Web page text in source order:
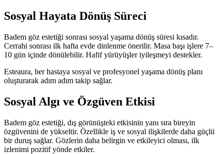
Sosyal Hayata Dönüş Süreci
Badem göz estetiği sonrası sosyal yaşama dönüş süresi kısadır.
Cerrahi sonrası ilk hafta evde dinlenme önerilir. Masa başı işlere 7–
10 gün içinde dönülebilir. Hafif yürüyüşler iyileşmeyi destekler.
Esteaura, her hastaya sosyal ve profesyonel yaşama dönüş planı
oluşturarak adım adım takip sağlar.
Sosyal Algı ve Özgüven Etkisi
Badem göz estetiği, dış görünüşteki etkisinin yanı sıra bireyin
özgüvenini de yükseltir. Özellikle iş ve sosyal ilişkilerde daha güçlü
bir duruş sağlar. Gözlerin daha belirgin ve etkileyici olması, ilk
izlenimi pozitif yönde etkiler.